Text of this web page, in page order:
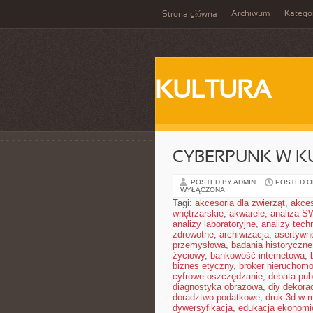
Strona główna Archiwum
KULTURA
CYBERPUNK W
POSTED BY ADMIN POSTED
WYŁĄCZONA
Tagi: akcesoria dla zwierząt,
wnętrzarskie, akwarele, analiza
analizy laboratoryjne, analizy
zdrowotne, archiwizacja,
przemysłowa, badania historyczne
życiowy, bankowość internetowa,
biznes etyczny, broker
cyfrowe oszczędzanie, debata
diagnostyka obrazowa, diy
doradztwo podatkowe, druk 3d w
dywersyfikacja, edukacja